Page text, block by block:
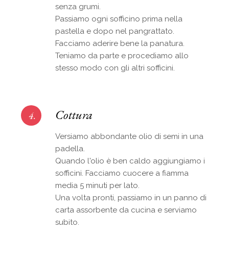
senza grumi.
Passiamo ogni sofficino prima nella
pastella e dopo nel pangrattato.
Facciamo aderire bene la panatura.
Teniamo da parte e procediamo allo
stesso modo con gli altri sofficini.
4. Cottura
Versiamo abbondante olio di semi in una
padella.
Quando l'olio è ben caldo aggiungiamo i
sofficini. Facciamo cuocere a fiamma
media 5 minuti per lato.
Una volta pronti, passiamo in un panno di
carta assorbente da cucina e serviamo
subito.